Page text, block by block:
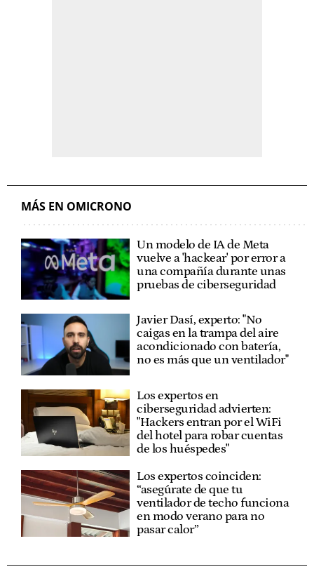
MÁS EN OMICRONO
Un modelo de IA de Meta
vuelve a 'hackear' por error a
una compañía durante unas
pruebas de ciberseguridad
Javier Dasí, experto: "No
caigas en la trampa del aire
acondicionado con batería,
no es más que un ventilador"
Los expertos en
ciberseguridad advierten:
"Hackers entran por el WiFi
del hotel para robar cuentas
de los huéspedes"
Los expertos coinciden:
“asegúrate de que tu
ventilador de techo funciona
en modo verano para no
pasar calor”